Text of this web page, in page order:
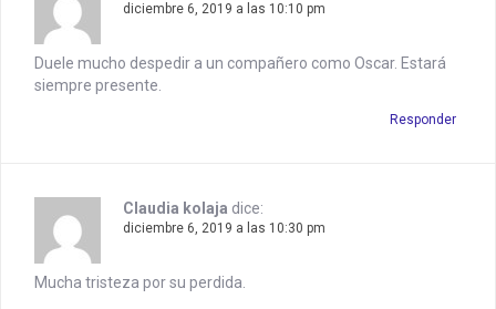
i
o
diciembre 6, 2019 a las 10:10 pm
Duele mucho despedir a un compañero como Oscar. Estará
siempre presente.
Responder
Claudia kolaja dice:
diciembre 6, 2019 a las 10:30 pm
Mucha tristeza por su perdida.